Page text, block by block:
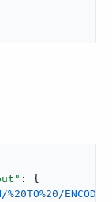
: {
%20TO%20/